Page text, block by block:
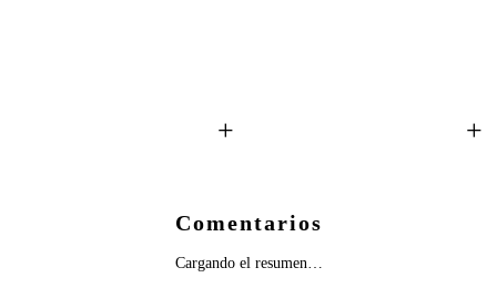
+ +
Comentarios
Cargando el resumen…